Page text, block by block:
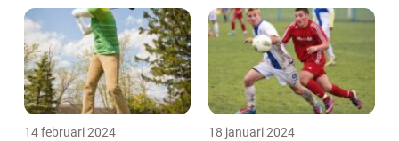
14 februari 2024 18 januari 2024